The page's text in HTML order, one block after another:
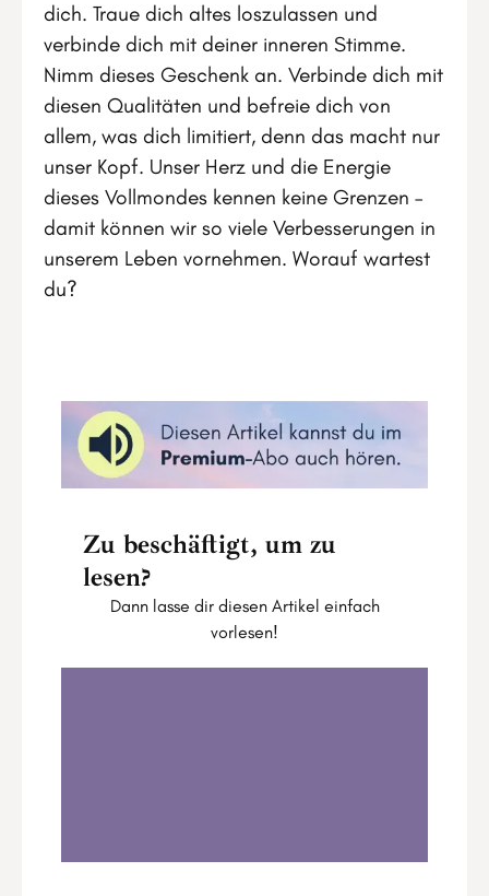
dich. Traue dich altes loszulassen und
verbinde dich mit deiner inneren Stimme.
Nimm dieses Geschenk an. Verbinde dich mit
diesen Qualitäten und befreie dich von
allem, was dich limitiert, denn das macht nur
unser Kopf. Unser Herz und die Energie
dieses Vollmondes kennen keine Grenzen –
damit können wir so viele Verbesserungen in
unserem Leben vornehmen. Worauf wartest
du?
Zu beschäftigt, um zu
lesen?
Dann lasse dir diesen Artikel einfach
vorlesen!